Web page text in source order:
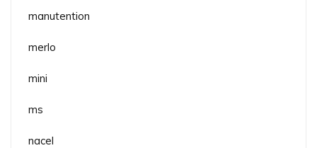
manutention
merlo
mini
ms
nacel